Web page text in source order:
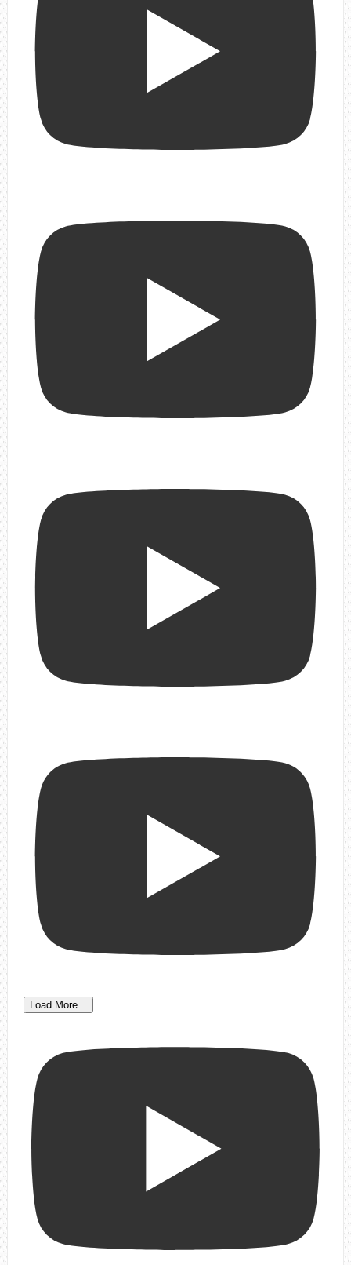
Load More...